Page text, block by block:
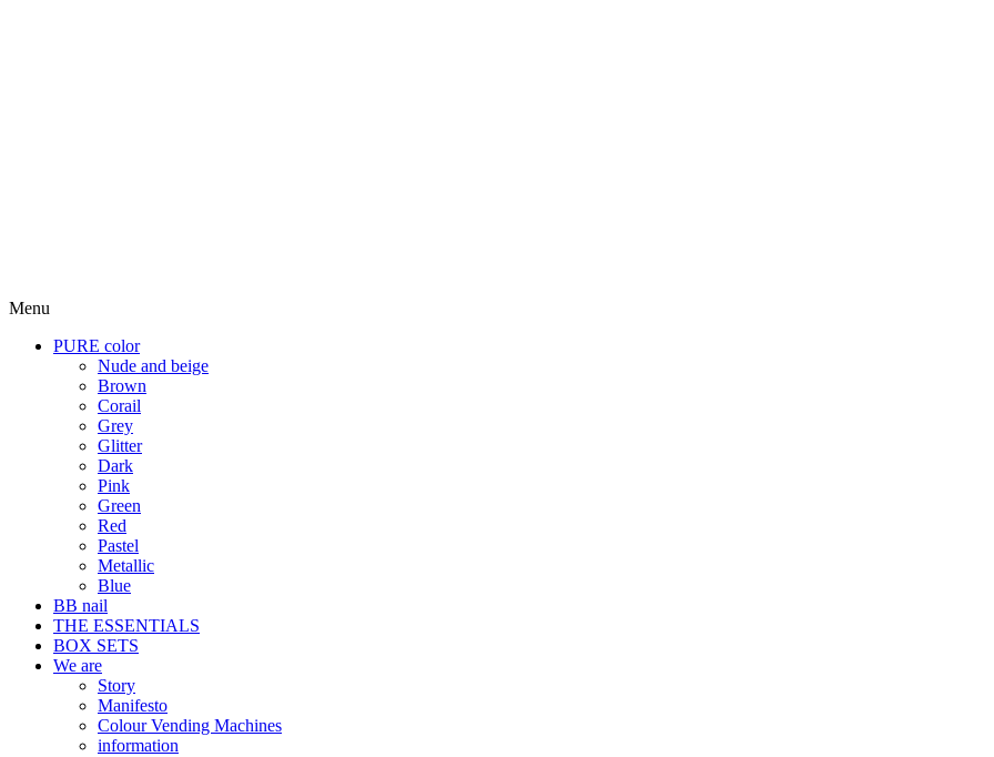
Menu
PURE color
Nude and beige
Brown
Corail
Grey
Glitter
Dark
Pink
Green
Red
Pastel
Metallic
Blue
BB nail
THE ESSENTIALS
BOX SETS
We are
Story
Manifesto
Colour Vending Machines
information